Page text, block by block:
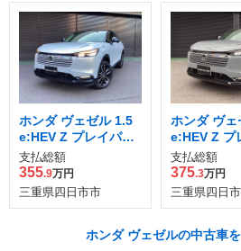
ホンダ ヴェゼル 1.5
e:HEV Z プレイパッ
ケージ
支払総額
355.9万円
三重県四日市市
ホンダ ヴェ
e:HEV Z プ
ケージ
支払総額
375.3万円
三重県四日
ホンダ ヴェゼルの中古車